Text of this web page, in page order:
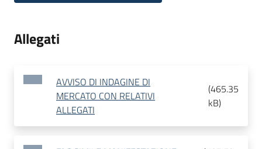
Allegati
AVVISO DI INDAGINE DI
MERCATO CON RELATIVI
ALLEGATI
(465.35
kB)